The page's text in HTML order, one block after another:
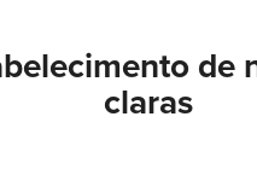
de
claras